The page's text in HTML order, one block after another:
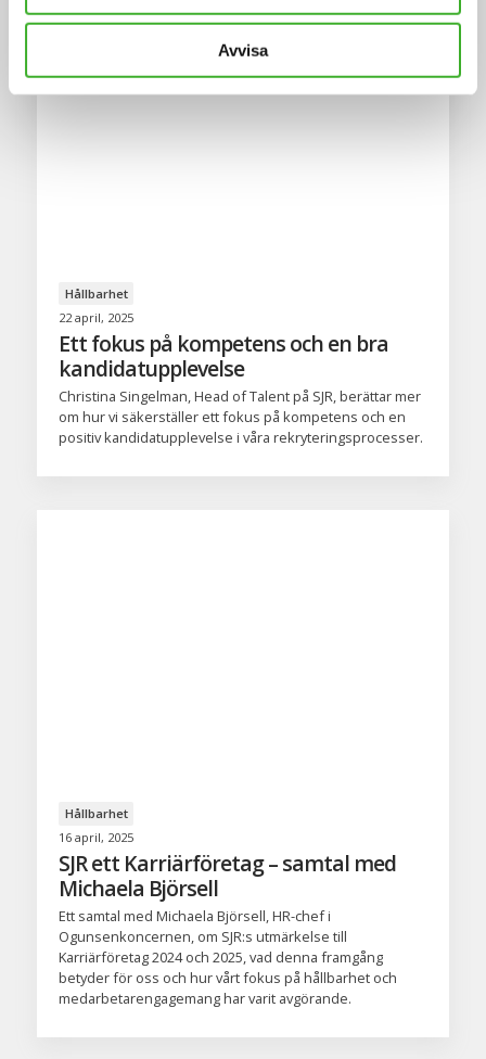
Avvisa
Hållbarhet
22 april, 2025
Ett fokus på kompetens och en bra
kandidatupplevelse
Christina Singelman, Head of Talent på SJR, berättar mer
om hur vi säkerställer ett fokus på kompetens och en
positiv kandidatupplevelse i våra rekryteringsprocesser.
Hållbarhet
16 april, 2025
SJR ett Karriärföretag – samtal med
Michaela Björsell
Ett samtal med Michaela Björsell, HR-chef i
Ogunsenkoncernen, om SJR:s utmärkelse till
Karriärföretag 2024 och 2025, vad denna framgång
betyder för oss och hur vårt fokus på hållbarhet och
medarbetarengagemang har varit avgörande.